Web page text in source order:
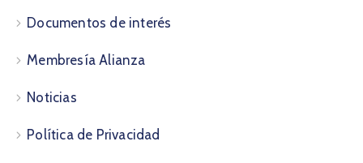
Documentos de interés
Membresía Alianza
Noticias
Política de Privacidad